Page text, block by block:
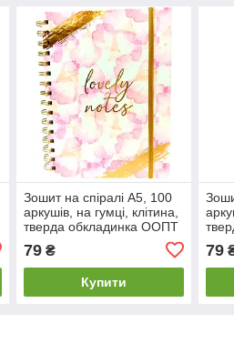
Зошит на спіралі А5, 100
аркушів, на гумці, клітина,
тверда обкладинка ООПТ
79₴
Купити
79